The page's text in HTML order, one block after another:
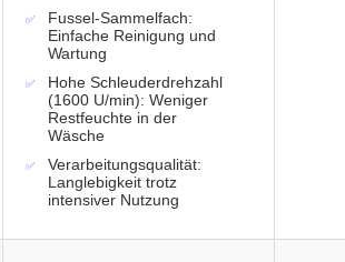
Fussel-Sammelfach:
Einfache Reinigung und
Wartung
Hohe Schleuderdrehzahl
(1600 U/min): Weniger
Restfeuchte in der
Wäsche
Verarbeitungsqualität:
Langlebigkeit trotz
intensiver Nutzung